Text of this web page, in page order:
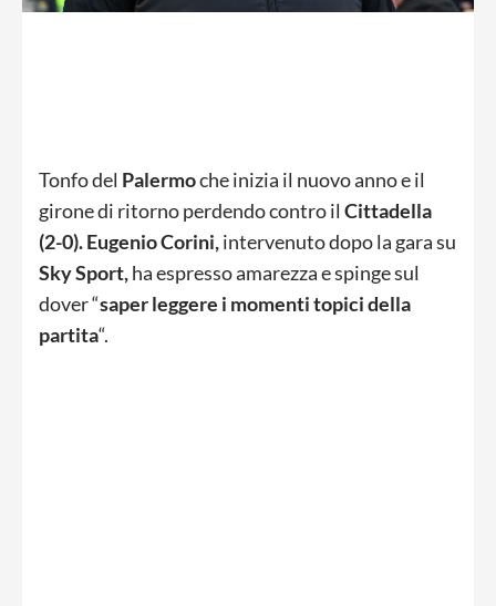
Tonfo del Palermoche inizia il nuovo anno e il
girone di ritorno perdendo contro il Cittadella
(2-0). Eugenio Corini,intervenuto dopo la gara su
Sky Sport,ha espresso amarezza e spinge sul
dover “saper leggere i momenti topici della
partita“.